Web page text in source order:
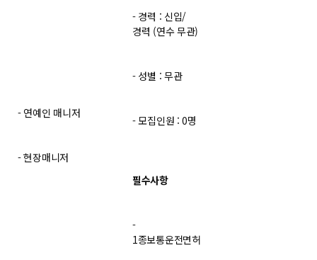
- 연예인 매니저
- 현장매니저
- 경력 : 신입/
경력 (연수 무관)
- 성별 : 무관
- 모집인원 : 0명
필수사항
-
1종보통운전면허